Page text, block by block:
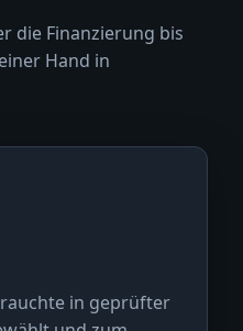
die Finanzierung bis
Hand in
in geprüfter